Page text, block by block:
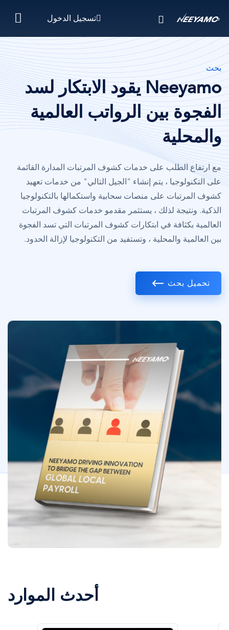
الرئيسي
تسجيل الدخول
بحث
Neeyamo يقود الابتكار لسد
الفجوة بين الرواتب العالمية
والمحلية
مع ارتفاع الطلب على خدمات كشوف المرتبات المدارة القائمة
على التكنولوجيا ، يتم إنشاء "الجيل التالي" من خدمات تعهيد
كشوف المرتبات على منصات سحابية واستكمالها بالتكنولوجيا
الذكية. ونتيجة لذلك ، يستثمر مقدمو خدمات كشوف المرتبات
العالمية بكثافة في ابتكارات كشوف المرتبات التي تسد الفجوة
بين العالمية والمحلية ، وتستفيد من التكنولوجيا لإزالة الحدود.
تحميل بحث
الصورة
أحدث الموارد